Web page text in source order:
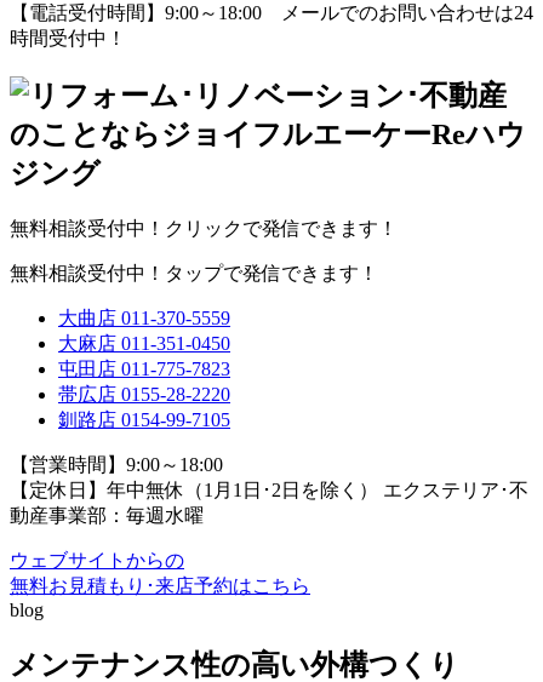
【電話受付時間】9:00～18:00
メールでのお問い合わせは24
時間受付中！
無料相談受付中！クリックで発信できます！
無料相談受付中！タップで発信できます！
大曲店 011-370-5559
大麻店 011-351-0450
屯田店 011-775-7823
帯広店 0155-28-2220
釧路店 0154-99-7105
【営業時間】9:00～18:00
【定休日】年中無休（1月1日･2日を除く） エクステリア･不
動産事業部：毎週水曜
ウェブサイトからの
無料お見積もり･来店予約はこちら
blog
メンテナンス性の高い外構つくり